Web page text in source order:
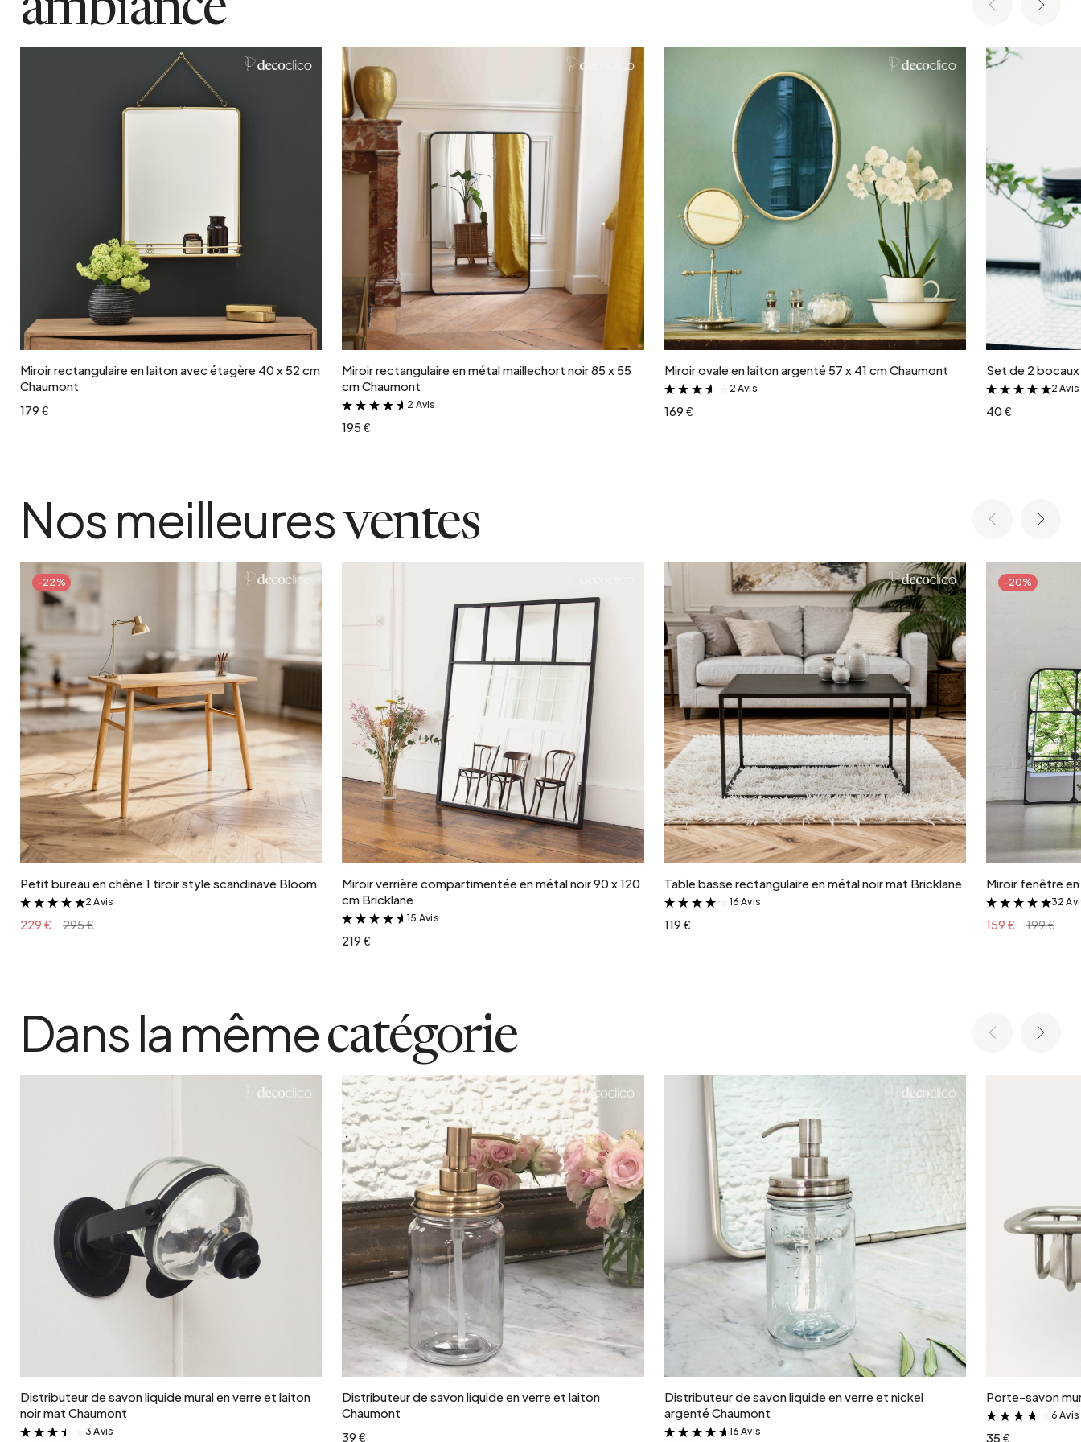
ambiance
Ajouter au panier
Miroir rectangulaire en laiton avec étagère 40 x 52 cm
Chaumont
179 €
Ajouter au panier
Miroir rectangulaire en métal maillechort noir 85 x 55
cm Chaumont
&
2 Avis
195 €
Ajouter au panier
Miroir ovale en laiton argenté 57 x 41 cm Chaumont
&
2 Avis
169 €
Set de 2
&
2 Avis
40 €
Nos meilleuresventes
-22%
Ajouter au panier
Petit bureau en chêne 1 tiroir style scandinave Bloom
&
2 Avis
229 € 295 €
Ajouter au panier
Miroir verrière compartimentée en métal noir 90 x 120
cm Bricklane
&
15 Avis
219 €
Ajouter au panier
Table basse rectangulaire en métal noir mat Bricklane
&
16 Avis
119 €
-20%
Miroir fenêtre
&
32
159 € 199 €
Dans la mêmecatégorie
Distributeur de savon liquide mural en verre et laiton
noir mat Chaumont
&
3 Avis
Ajouter au panier
Distributeur de savon liquide en verre et laiton
Chaumont
39 €
Ajouter au panier
Distributeur de savon liquide en verre et nickel
argenté Chaumont
&
16 Avis
Porte-savon
&
6 Avis
35 €